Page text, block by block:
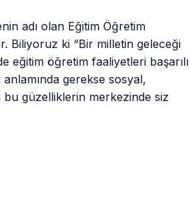
adı olan Eğitim Öğretim
Biliyoruz ki “Bir milletin geleceği
eğitim öğretim faaliyetleri başarılı
gerekse sosyal,
güzelliklerin merkezinde siz